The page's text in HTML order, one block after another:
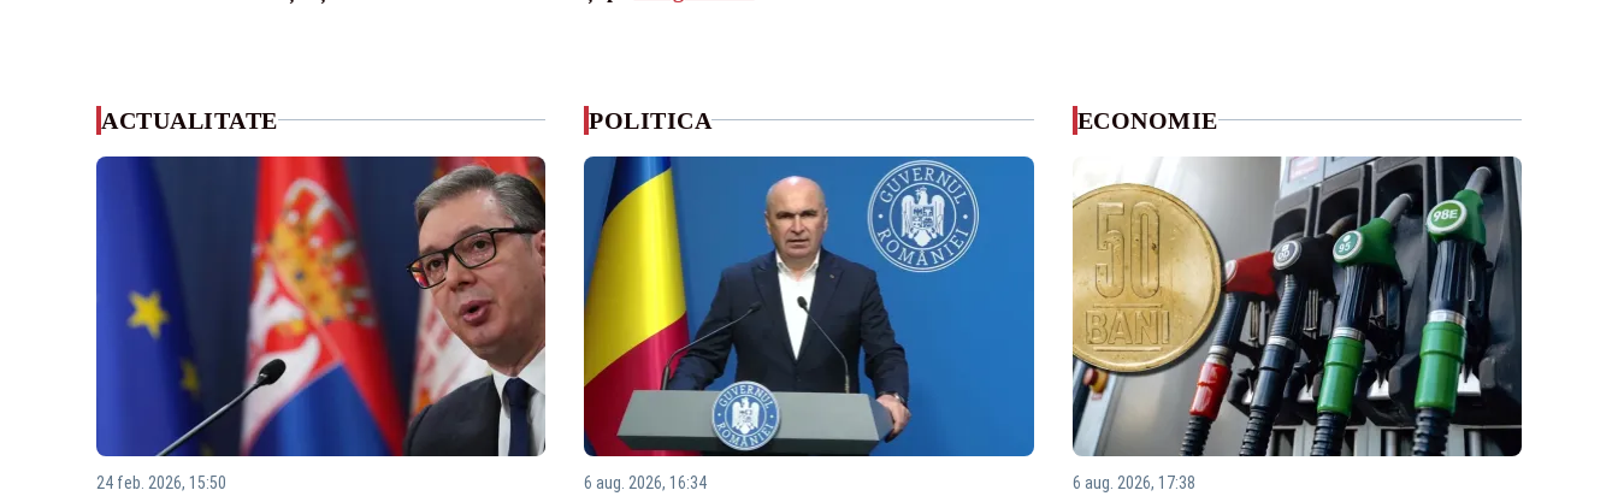
ACTUALITATE
24 feb. 2026, 15:50
POLITICA
6 aug. 2026, 16:34
ECONOMIE
6 aug. 2026, 17:38